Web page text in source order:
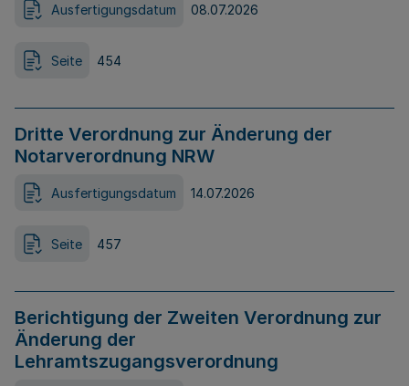
Ausfertigungsdatum 08.07.2026
Seite 454
Dritte Verordnung zur Änderung der
Notarverordnung NRW
Ausfertigungsdatum 14.07.2026
Seite 457
Berichtigung der Zweiten Verordnung zur
Änderung der
Lehramtszugangsverordnung